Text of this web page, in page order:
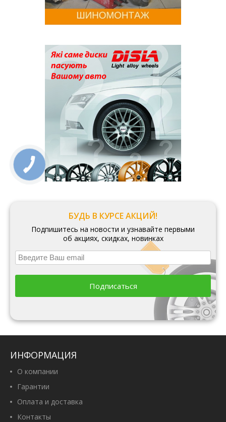
БУДЬ В КУРСЕ АКЦИЙ!
Подпишитесь на новости и узнавайте первыми
об акциях, скидках, новинках
Подписаться
ИНФОРМАЦИЯ
О компании
Гарантии
Оплата и доставка
Контакты